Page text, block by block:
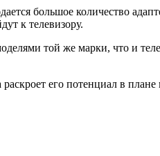
большое количество
к телевизору.
той же марки, что и
его потенциал в